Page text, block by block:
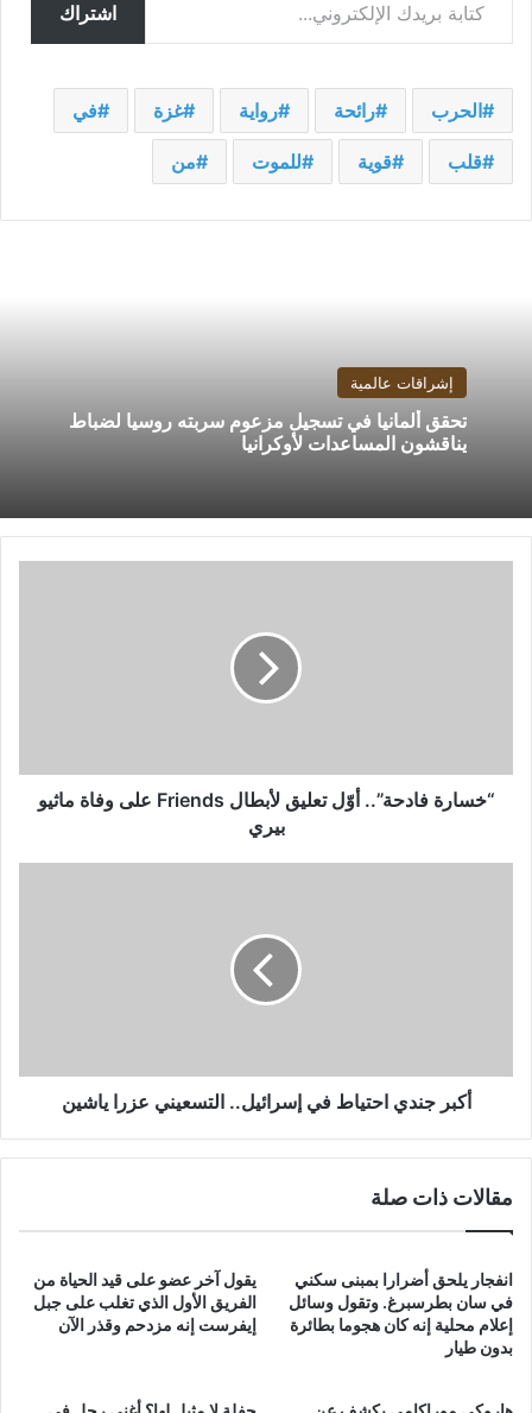
اشتراك
الحرب رائحة رواية غزة في
قلب قوية للموت من
إشراقات عالمية
تحقق ألمانيا في تسجيل مزعوم سربته روسيا لضباط
يناقشون المساعدات لأوكرانيا
ماثيو
بيري
“خسارة فادحة”.. أوّل تعليق لأبطال Friends على وفاة ماثيو
بيري
أكبر جندي احتياط في إسرائيل.. التسعيني عزرا ياشين
مقالات ذات صلة
انفجار يلحق أضرارا بمبنى سكني
في سان بطرسبرغ. وتقول وسائل
إعلام محلية إنه كان هجوما بطائرة
بدون طيار
يقول آخر عضو على قيد الحياة من
الفريق الأول الذي تغلب على جبل
إيفرست إنه مزدحم وقذر الآن